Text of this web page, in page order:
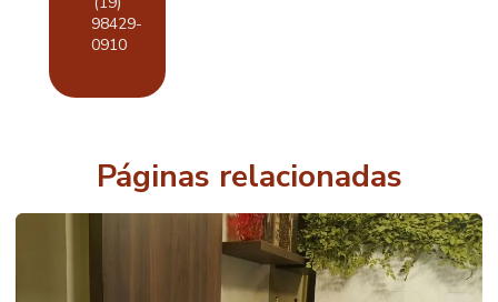
AUTOMAÇÃO
DE AR
CONDICIONADO
AUTOMAÇÃO
AUTOMAÇÃO
DE CASAS DE
ALTO PADRÃO
98429-
0910
Páginas relacionadas